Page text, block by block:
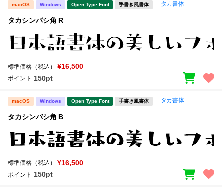
macOS Windows Open Type Font 手書き風書体 タカ書体
タカシンバシ角 R
標準価格（税込） ¥16,500
ポイント 150pt
macOS Windows Open Type Font 手書き風書体 タカ書体
タカシンバシ角 B
標準価格（税込） ¥16,500
ポイント 150pt